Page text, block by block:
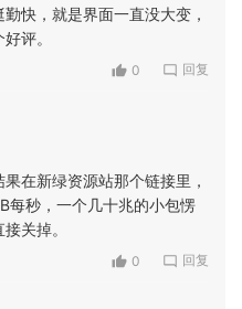
快，就是界面一直没大变，
评。
0 回复
在新绿资源站那个链接里，
每秒，一个几十兆的小包愣
关掉。
0 回复